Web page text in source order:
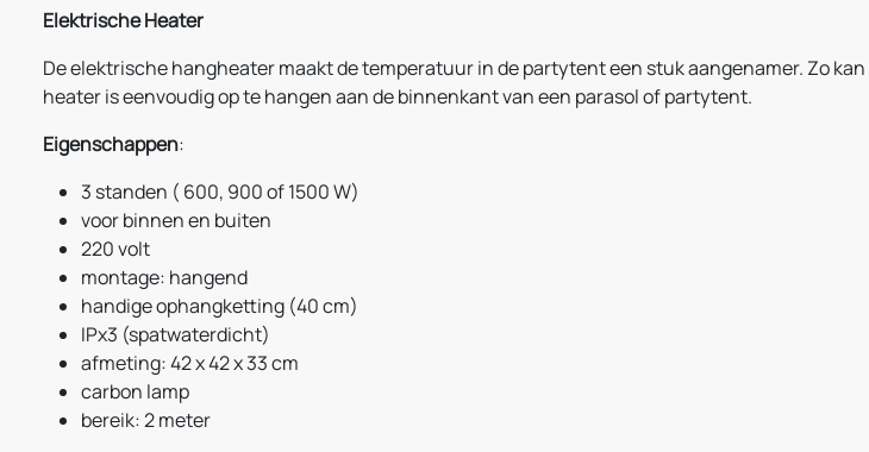
Elektrische Heater
De elektrische hangheater maakt de temperatuur in de partytent een stuk aangenamer. Zo
heater is eenvoudig op te hangen aan de binnenkant van een parasol of partytent.
Eigenschappen:
3 standen ( 600, 900 of 1500 W)
voor binnen en buiten
220 volt
montage: hangend
handige ophangketting (40 cm)
IPx3 (spatwaterdicht)
afmeting: 42 x 42 x 33 cm
carbon lamp
bereik: 2 meter